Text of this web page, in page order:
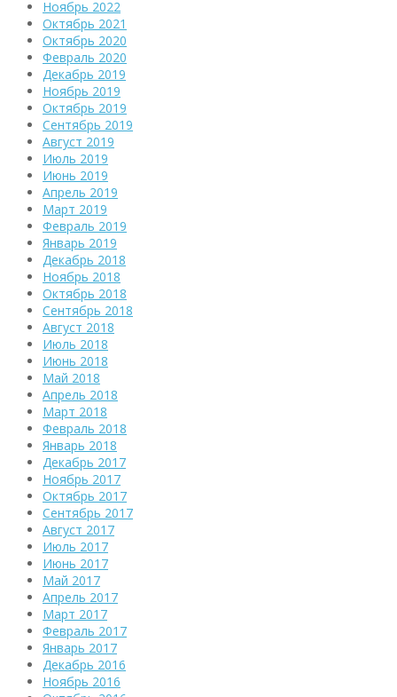
Ноябрь 2022
Октябрь 2021
Октябрь 2020
Февраль 2020
Декабрь 2019
Ноябрь 2019
Октябрь 2019
Сентябрь 2019
Август 2019
Июль 2019
Июнь 2019
Апрель 2019
Март 2019
Февраль 2019
Январь 2019
Декабрь 2018
Ноябрь 2018
Октябрь 2018
Сентябрь 2018
Август 2018
Июль 2018
Июнь 2018
Май 2018
Апрель 2018
Март 2018
Февраль 2018
Январь 2018
Декабрь 2017
Ноябрь 2017
Октябрь 2017
Сентябрь 2017
Август 2017
Июль 2017
Июнь 2017
Май 2017
Апрель 2017
Март 2017
Февраль 2017
Январь 2017
Декабрь 2016
Ноябрь 2016